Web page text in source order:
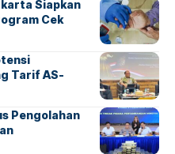
Siapkan
Cek
Tarif AS-
Pengolahan